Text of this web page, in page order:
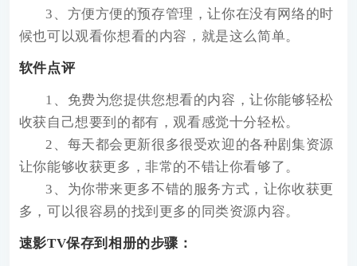
3、方便方便的预存管理，让你在没有网络的时
候也可以观看你想看的内容，就是这么简单。
软件点评
1、免费为您提供您想看的内容，让你能够轻松
收获自己想要到的都有，观看感觉十分轻松。
2、每天都会更新很多很受欢迎的各种剧集资源
让你能够收获更多，非常的不错让你看够了。
3、为你带来更多不错的服务方式，让你收获更
多，可以很容易的找到更多的同类资源内容。
速影TV保存到相册的步骤：